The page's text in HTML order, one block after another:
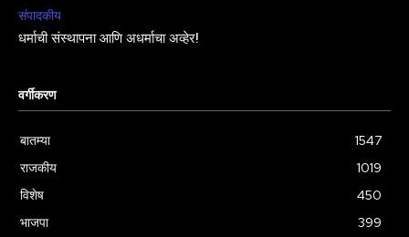
संपादकीय
धर्माची संस्थापना आणि अधर्माचा अव्हेर!
वर्गीकरण
बातम्या
1547
राजकीय
1019
विशेष
450
भाजपा
399